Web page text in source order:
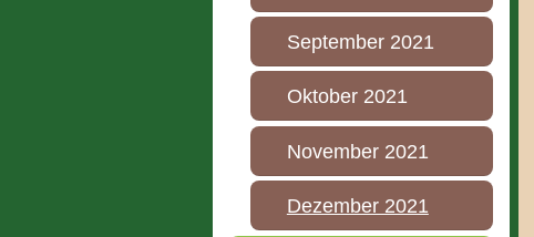
September 2021
Oktober 2021
November 2021
Dezember 2021